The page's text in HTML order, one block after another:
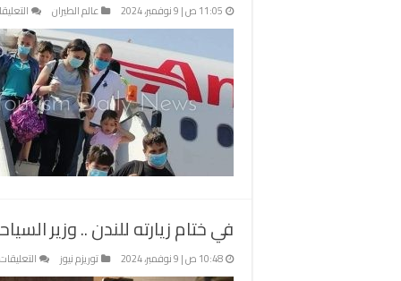
11:05 ص | 9 نوفمبر، 2024 عالم الطيران
في ختام زيارته للندن .. وزير
10:48 ص | 9 نوفمبر، 2024 توريزم نيوز التعليقات